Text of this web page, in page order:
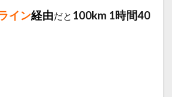
イン経由だと 100km 1時間40